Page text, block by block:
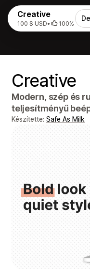
Creative
100 $ USD• 100%
Creative
Modern, szép és
teljesítményű
Készítette: Safe As Milk